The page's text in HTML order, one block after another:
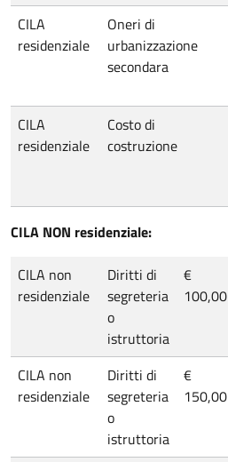
CILA
residenziale
Oneri di
urbanizzazione
secondara
CILA
residenziale
Costo di
costruzione
CILA NON residenziale:
CILA non
residenziale
Diritti di
segreteria
o
istruttoria
€
100,00
CILA non
residenziale
Diritti di
segreteria
o
istruttoria
€
150,00